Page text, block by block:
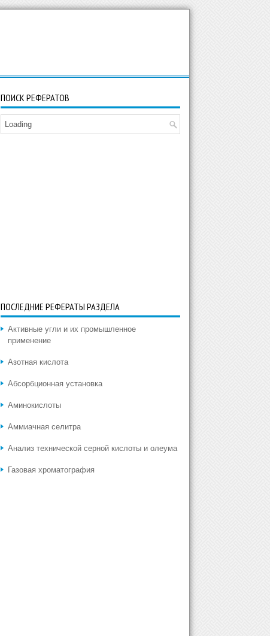
ПОИСК РЕФЕРАТОВ
Loading
ПОСЛЕДНИЕ РЕФЕРАТЫ РАЗДЕЛА
Активные угли и их промышленное
применение
Азотная кислота
Абсорбционная установка
Аминокислоты
Аммиачная селитра
Анализ технической серной кислоты и олеума
Газовая хроматография